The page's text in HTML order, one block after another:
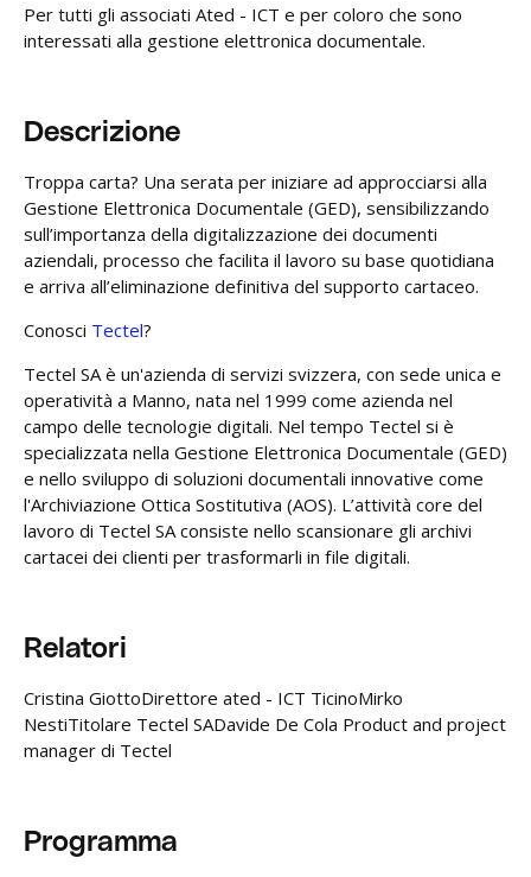
Per tutti gli associati Ated - ICT e per coloro che sono
interessati alla gestione elettronica documentale.
Descrizione
Troppa carta? Una serata per iniziare ad approcciarsi alla
Gestione Elettronica Documentale (GED), sensibilizzando
sull’importanza della digitalizzazione dei documenti
aziendali, processo che facilita il lavoro su base quotidiana
e arriva all’eliminazione definitiva del supporto cartaceo.
Conosci Tectel?
Tectel SA è un'azienda di servizi svizzera, con sede unica e
operatività a Manno, nata nel 1999 come azienda nel
campo delle tecnologie digitali. Nel tempo Tectel si è
specializzata nella Gestione Elettronica Documentale (GED)
e nello sviluppo di soluzioni documentali innovative come
l'Archiviazione Ottica Sostitutiva (AOS). L’attività core del
lavoro di Tectel SA consiste nello scansionare gli archivi
cartacei dei clienti per trasformarli in file digitali.
Relatori
Cristina GiottoDirettore ated - ICT TicinoMirko
NestiTitolare Tectel SADavide De Cola Product and project
manager di Tectel
Programma